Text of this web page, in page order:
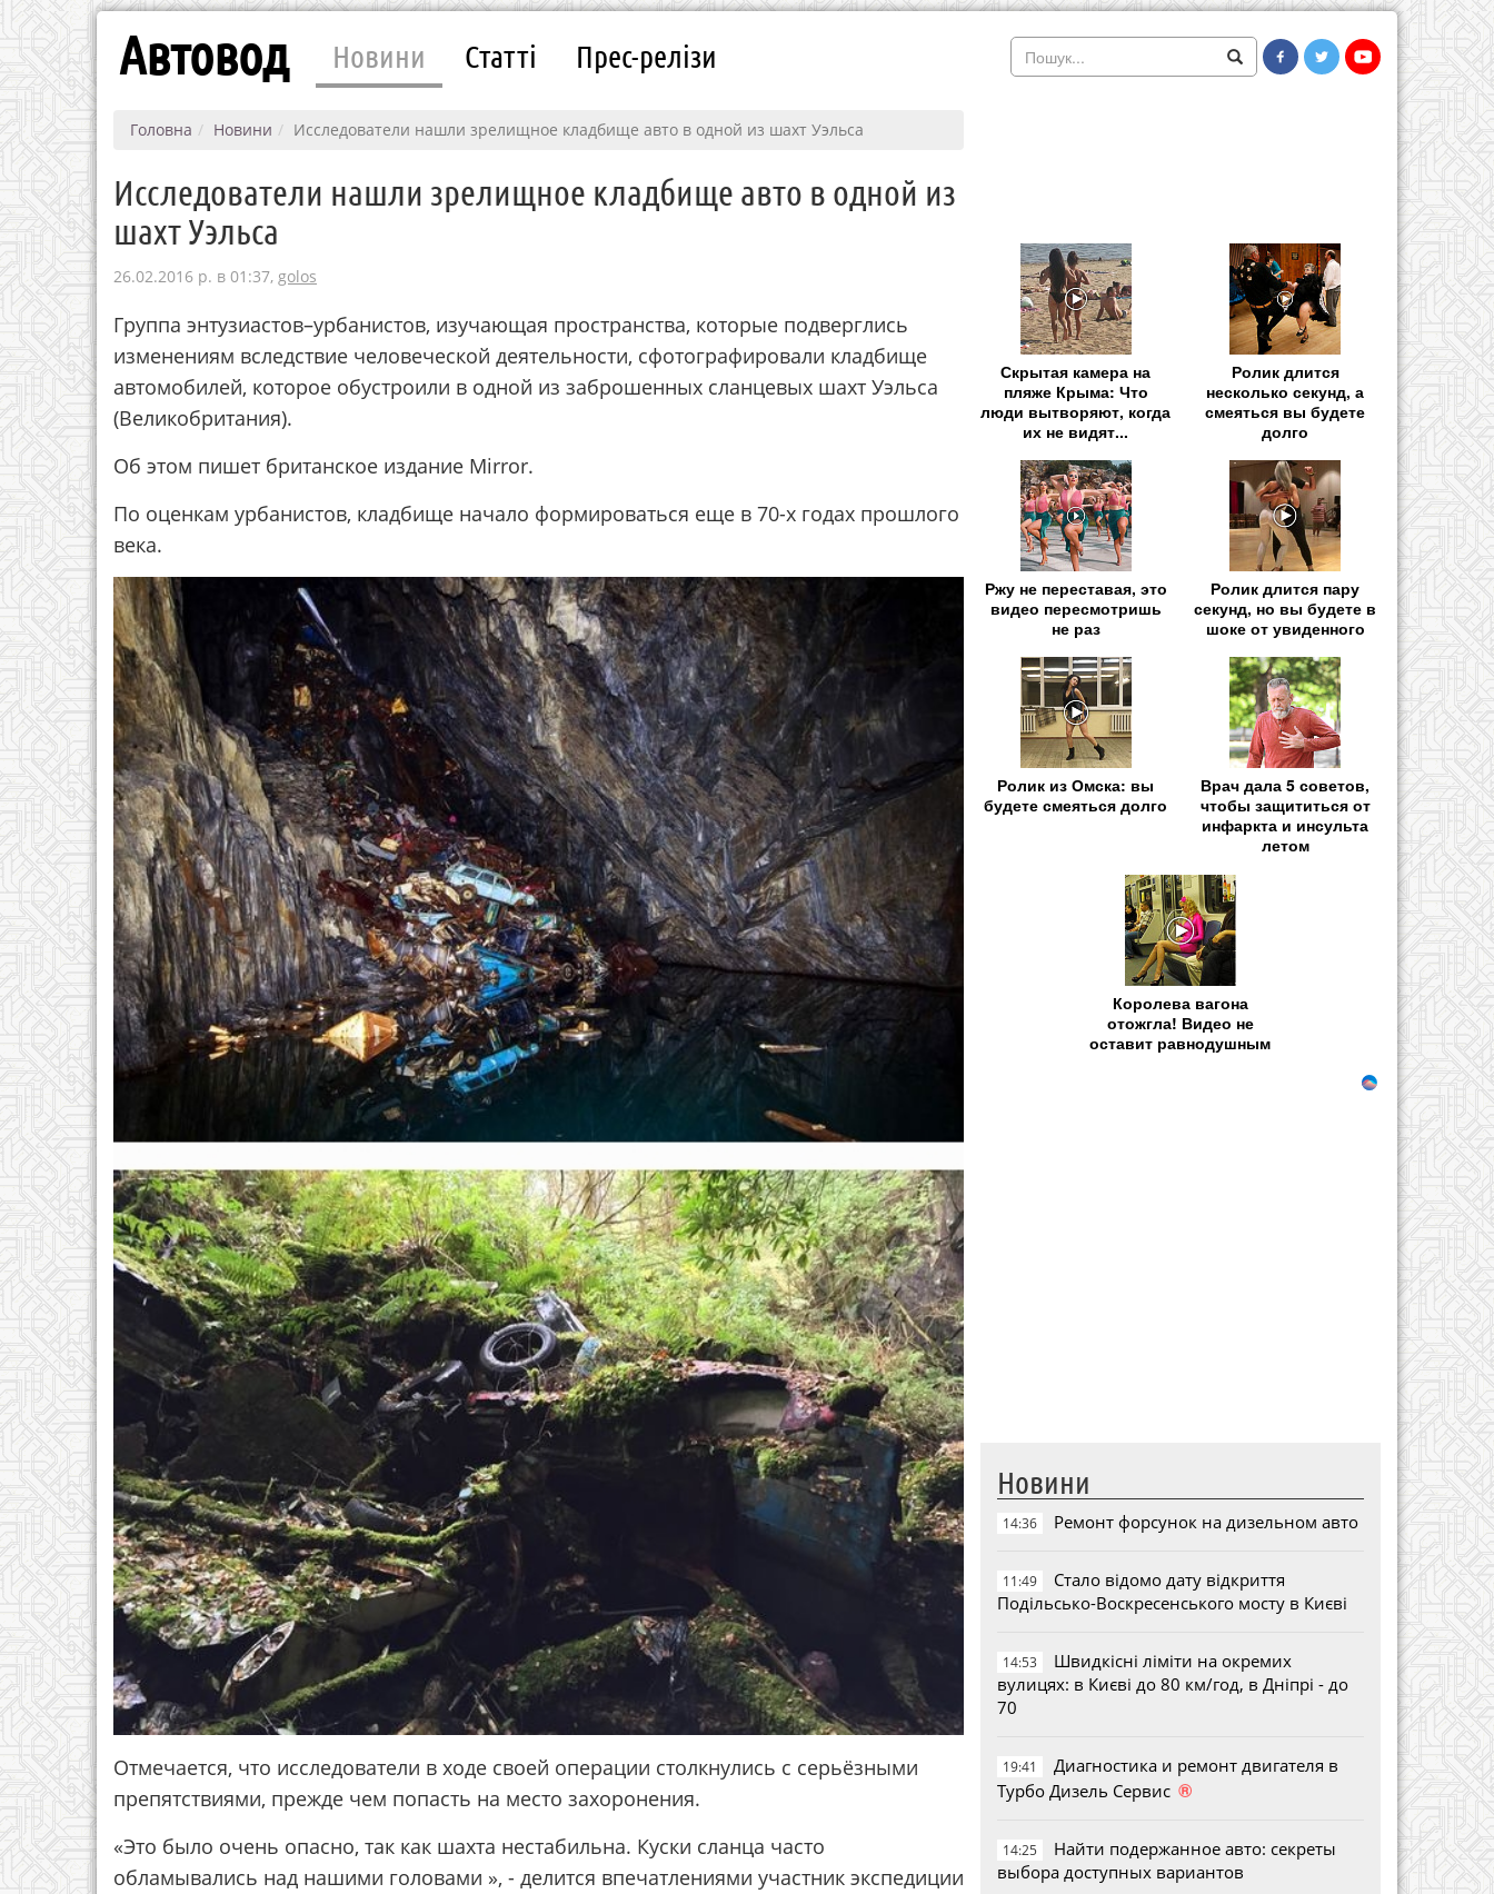
Автовод Новини Статті Прес-релізи
Головна Новини Исследователи нашли зрелищное кладбище авто в одной из шахт Уэльса
Исследователи нашли зрелищное кладбище авто в одной из
шахт Уэльса
26.02.2016 р. в 01:37, golos
Группа энтузиастов–урбанистов, изучающая пространства, которые подверглись
изменениям вследствие человеческой деятельности, сфотографировали кладбище
автомобилей, которое обустроили в одной из заброшенных сланцевых шахт Уэльса
(Великобритания).
Об этом пишет британское издание Mirror.
По оценкам урбанистов, кладбище начало формироваться еще в 70-х годах прошлого
века.
Отмечается, что исследователи в ходе своей операции столкнулись с серьёзными
препятствиями, прежде чем попасть на место захоронения.
«Это было очень опасно, так как шахта нестабильна. Куски сланца часто
обламывались над нашими головами », - делится впечатлениями участник экспедиции
Скрытая камера на
пляже Крыма: Что
люди вытворяют, когда
их не видят...
Ролик длится
несколько секунд, а
смеяться вы будете
долго
Ржу не переставая, это
видео пересмотришь
не раз
Ролик длится пару
секунд, но вы будете в
шоке от увиденного
Ролик из Омска: вы
будете смеяться долго
Врач дала 5 советов,
чтобы защититься от
инфаркта и инсульта
летом
Королева вагона
отожгла! Видео не
оставит равнодушным
Новини
14:36 Ремонт форсунок на дизельном авто
11:49
Стало відомо дату відкриття
Подільсько-Воскресенського мосту в Києві
14:53
Швидкісні ліміти на окремих
вулицях: в Києві до 80 км/год, в Дніпрі - до
70
19:41
Диагностика и ремонт двигателя в
Турбо Дизель Сервис ®
14:25
Найти подержанное авто: секреты
выбора доступных вариантов